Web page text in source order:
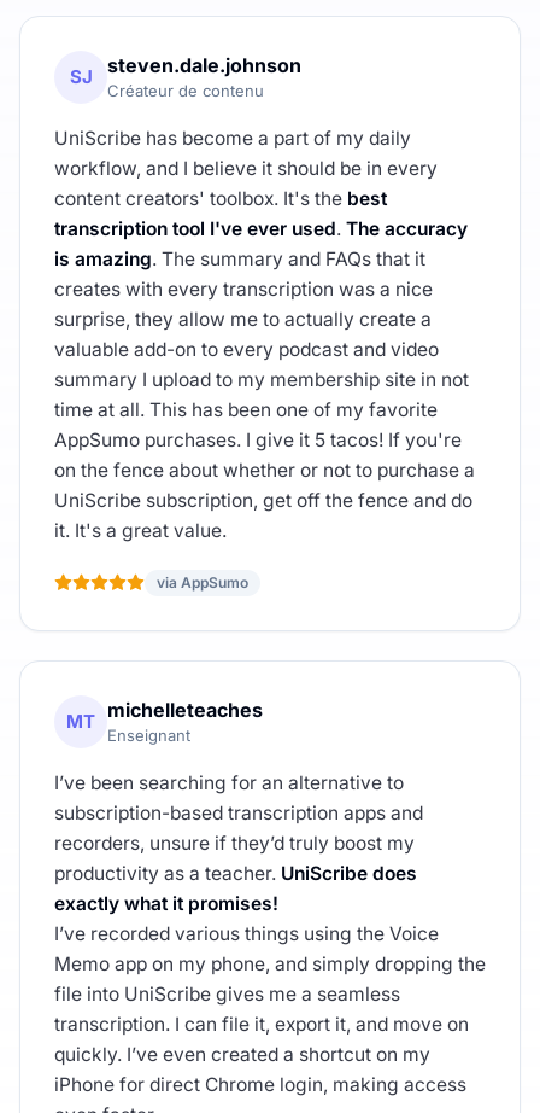
SJ steven.dale.johnson
Créateur de contenu
UniScribe has become a part of my daily
workflow, and I believe it should be in every
content creators' toolbox. It's the best
transcription tool I've ever used. The accuracy
is amazing. The summary and FAQs that it
creates with every transcription was a nice
surprise, they allow me to actually create a
valuable add-on to every podcast and video
summary I upload to my membership site in not
time at all. This has been one of my favorite
AppSumo purchases. I give it 5 tacos! If you're
on the fence about whether or not to purchase a
UniScribe subscription, get off the fence and do
it. It's a great value.
via AppSumo
MT michelleteaches
Enseignant
I’ve been searching for an alternative to
subscription-based transcription apps and
recorders, unsure if they’d truly boost my
productivity as a teacher. UniScribe does
exactly what it promises!
I’ve recorded various things using the Voice
Memo app on my phone, and simply dropping the
file into UniScribe gives me a seamless
transcription. I can file it, export it, and move on
quickly. I’ve even created a shortcut on my
iPhone for direct Chrome login, making access